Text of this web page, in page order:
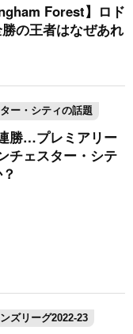
Forest】ロド
の王者はなぜあれ
ー・シティの話題
勝…プレミアリー
チェスター・シテ
ズリーグ2022-23